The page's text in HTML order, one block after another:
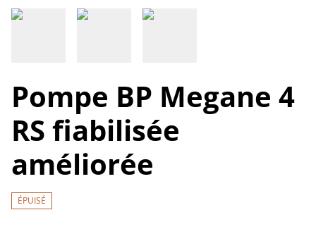
Pompe BP Megane 4
RS fiabilisée
améliorée
ÉPUISÉ